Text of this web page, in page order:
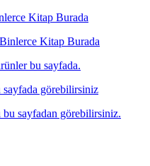
Kitap Burada
Kitap Burada
bu sayfada.
sayfada görebilirsiniz
bu sayfadan görebilirsiniz.